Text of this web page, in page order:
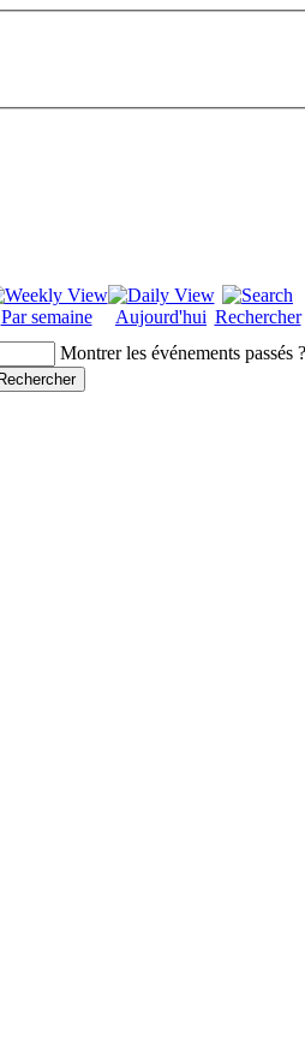
Par semaine Aujourd'hui Rechercher
Montrer les événements passés ?